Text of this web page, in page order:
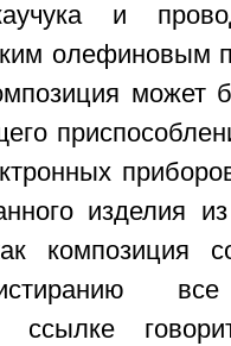
и
олефиновым
может
изделия
композиция
истиранию
ссылке